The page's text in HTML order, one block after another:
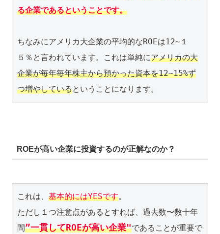
る企業であるということです。
ちなみにアメリカ大企業の平均的なROEは12~１
５％と言われています。これは単純にアメリカの大
企業が毎年毎年株主から預かった資本を12~15%ず
つ増やしているということになります。
ROEが高い企業に投資するのが正解なのか？
これは、 基本的にはYESです。
ただし１つ注意点があるとすれば、過去数〜数十年
間”一貫してROEが高い企業"であることが重要で